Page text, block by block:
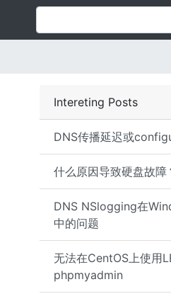
Intereting Posts
DNS传播延迟或
什么原因导致硬盘故障
DNS NSlogging在
中的问题
无法在CentOS上使用
phpmyadmin